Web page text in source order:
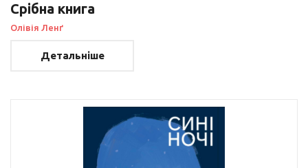
Срібна книга
Олівія Ленґ
Детальніше